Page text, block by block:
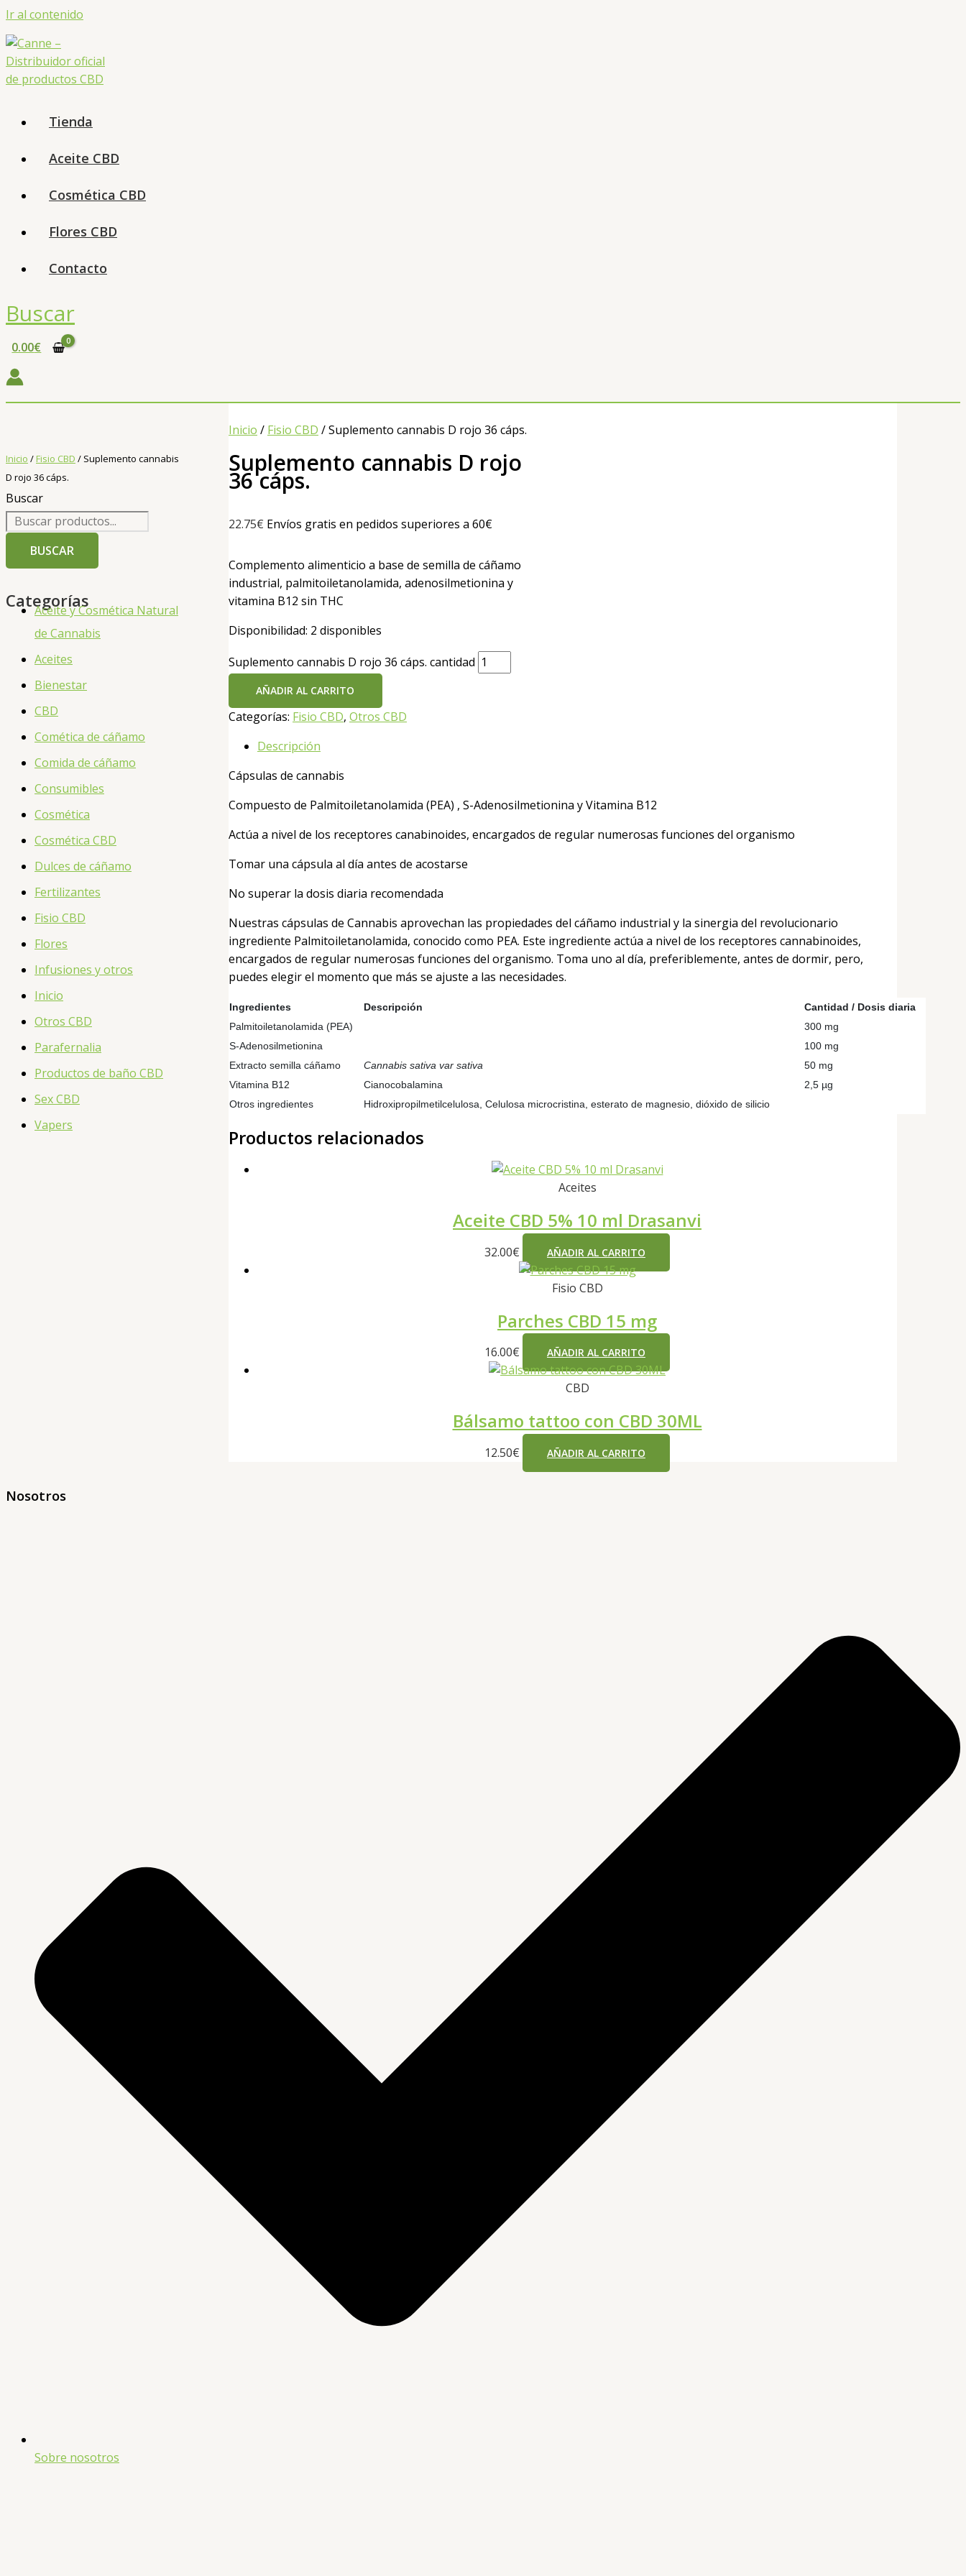
Ir al contenido
Tienda
Aceite CBD
Cosmética CBD
Flores CBD
Contacto
Buscar
0.00€
Inicio /Fisio CBD / Suplemento cannabis
D rojo 36 cáps.
Buscar
BUSCAR
Categorías
Aceite y Cosmética Natural
de Cannabis
Aceites
Bienestar
CBD
Comética de cáñamo
Comida de cáñamo
Consumibles
Cosmética
Cosmética CBD
Dulces de cáñamo
Fertilizantes
Fisio CBD
Flores
Infusiones y otros
Inicio
Otros CBD
Parafernalia
Productos de baño CBD
Sex CBD
Vapers
Inicio / Fisio CBD / Suplemento cannabis D rojo 36 cáps.
Suplemento cannabis D rojo
36 cáps.
22.75€ Envíos gratis en pedidos superiores a 60€
Complemento alimenticio a base de semilla de cáñamo
industrial, palmitoiletanolamida, adenosilmetionina y
vitamina B12 sin THC
Disponibilidad: 2 disponibles
Suplemento cannabis D rojo 36 cáps. cantidad
AÑADIR AL CARRITO
Categorías: Fisio CBD, Otros CBD
Descripción
Cápsulas de cannabis
Compuesto de Palmitoiletanolamida (PEA) , S-Adenosilmetionina y Vitamina B12
Actúa a nivel de los receptores canabinoides, encargados de regular numerosas funciones del organismo
Tomar una cápsula al día antes de acostarse
No superar la dosis diaria recomendada
Nuestras cápsulas de Cannabis aprovechan las propiedades del cáñamo industrial y la sinergia del revolucionario
ingrediente Palmitoiletanolamida, conocido como PEA. Este ingrediente actúa a nivel de los receptores cannabinoides,
encargados de regular numerosas funciones del organismo. Toma uno al día, preferiblemente, antes de dormir, pero,
puedes elegir el momento que más se ajuste a las necesidades.
Ingredientes Descripción
Cantidad / Dosis diaria
Palmitoiletanolamida (PEA)
300 mg
S-Adenosilmetionina
100 mg
Extracto semilla cáñamo
Cannabis sativa var sativa
50 mg
Vitamina B12
Cianocobalamina
2,5 µg
Otros ingredientes
Hidroxipropilmetilcelulosa, Celulosa microcristina, esterato de magnesio, dióxido de silicio
Productos relacionados
Aceites
Aceite CBD 5% 10 ml Drasanvi
32.00€ AÑADIR AL CARRITO
Fisio CBD
Parches CBD 15 mg
16.00€ AÑADIR AL CARRITO
CBD
Bálsamo tattoo con CBD 30ML
12.50€ AÑADIR AL CARRITO
Nosotros
Sobre nosotros